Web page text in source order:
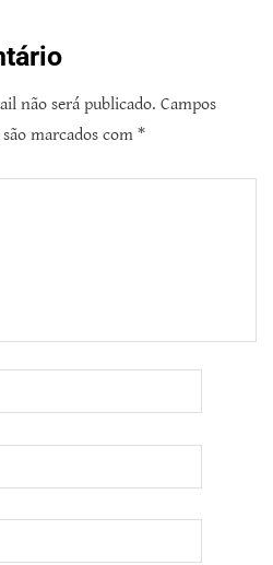
não será publicado. Campos
marcados com *